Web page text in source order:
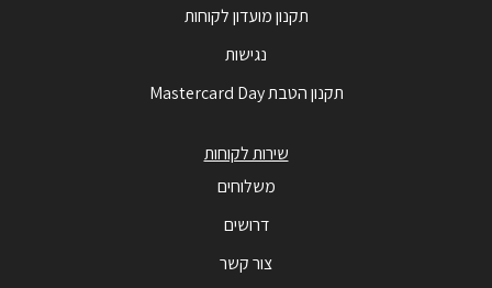
תקנון מועדון לקוחות
נגישות
תקנון הטבת Mastercard Day
שירות לקוחות
משלוחים
דרושים
צור קשר